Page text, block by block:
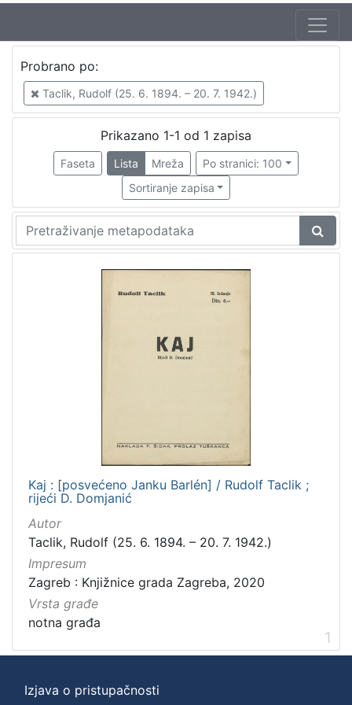
Jezik
hrvatski
Notni zapisi
Probrano po:
Taclik, Rudolf (25. 6. 1894. – 20. 7. 1942.)
Prikazano 1-1 od 1 zapisa
Faseta Lista Mreža
Po stranici: 100
Sortiranje zapisa
Kaj : [posvećeno Janku Barlén] / Rudolf Taclik ;
rijeći D. Domjanić
Autor
Taclik, Rudolf (25. 6. 1894. – 20. 7. 1942.)
Impresum
Zagreb : Knjižnice grada Zagreba, 2020
Vrsta građe
notna građa
1
Izjava o pristupačnosti